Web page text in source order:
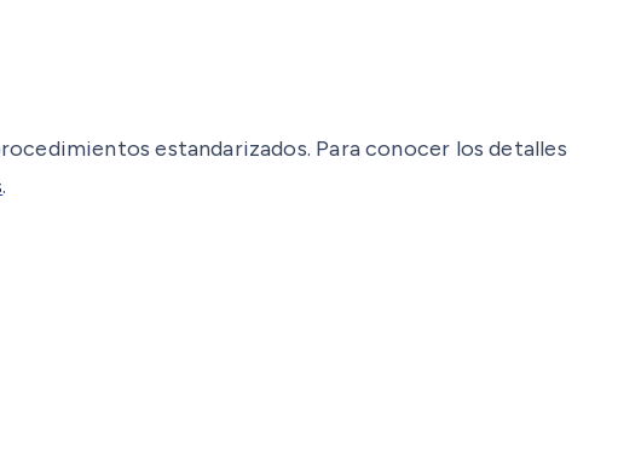
estandarizados. Para conocer los detalles
.